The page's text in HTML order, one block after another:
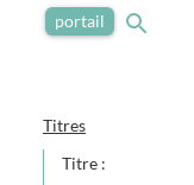
portail
Titres
Titre :